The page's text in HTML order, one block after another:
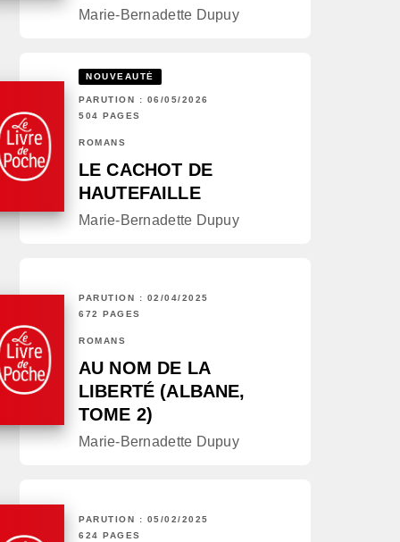
Marie-Bernadette Dupuy
NOUVEAUTÉ
PARUTION : 06/05/2026
504 PAGES
ROMANS
LE CACHOT DE
HAUTEFAILLE
Marie-Bernadette Dupuy
PARUTION : 02/04/2025
672 PAGES
ROMANS
AU NOM DE LA
LIBERTÉ (ALBANE,
TOME 2)
Marie-Bernadette Dupuy
PARUTION : 05/02/2025
624 PAGES